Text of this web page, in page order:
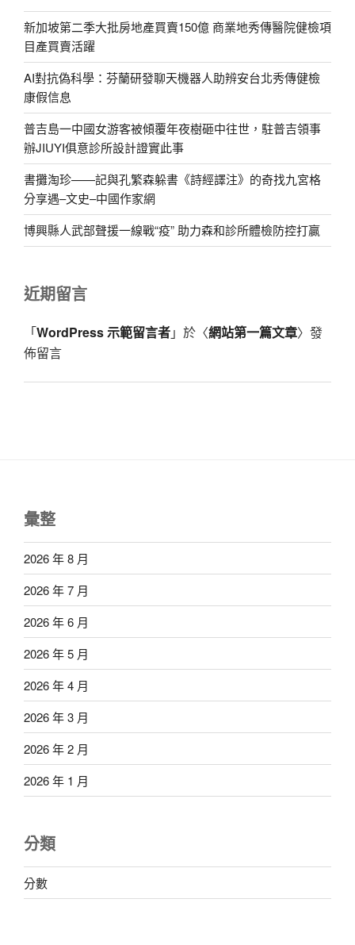
新加坡第二季大批房地產買賣150億 商業地秀傳醫院健檢項
目產買賣活躍
AI對抗偽科學：芬蘭研發聊天機器人助辨安台北秀傳健檢
康假信息
普吉島一中國女游客被傾覆年夜樹砸中往世，駐普吉領事
辦JIUYI俱意診所設計證實此事
書攤淘珍——記與孔繁森躲書《詩經譯注》的奇找九宮格
分享遇–文史–中國作家網
博興縣人武部聲援一線戰“疫” 助力森和診所體檢防控打贏
近期留言
「WordPress 示範留言者」於〈網站第一篇文章〉發
佈留言
彙整
2026 年 8 月
2026 年 7 月
2026 年 6 月
2026 年 5 月
2026 年 4 月
2026 年 3 月
2026 年 2 月
2026 年 1 月
分類
分數